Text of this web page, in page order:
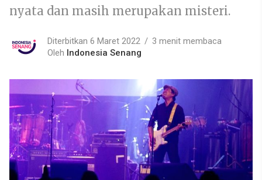
nyata dan masih merupakan misteri.
Diterbitkan 6 Maret 2022
3 menit membaca
Oleh Indonesia Senang